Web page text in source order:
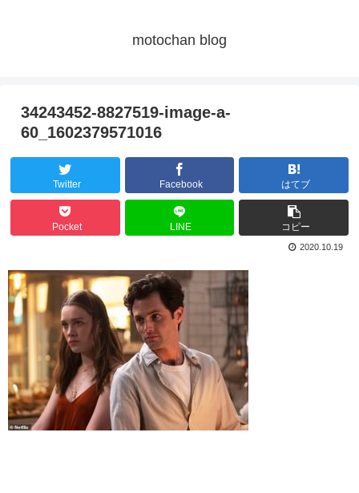
motochan blog
34243452-8827519-image-a-
60_1602379571016
Twitter Facebook はてブ
Pocket LINE コピー
2020.10.19